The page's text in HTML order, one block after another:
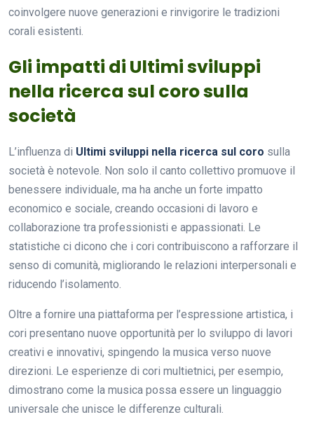
coinvolgere nuove generazioni e rinvigorire le tradizioni
corali esistenti.
Gli impatti di Ultimi sviluppi
nella ricerca sul coro sulla
società
L’influenza di Ultimi sviluppi nella ricerca sul coro sulla
società è notevole. Non solo il canto collettivo promuove il
benessere individuale, ma ha anche un forte impatto
economico e sociale, creando occasioni di lavoro e
collaborazione tra professionisti e appassionati. Le
statistiche ci dicono che i cori contribuiscono a rafforzare il
senso di comunità, migliorando le relazioni interpersonali e
riducendo l’isolamento.
Oltre a fornire una piattaforma per l’espressione artistica, i
cori presentano nuove opportunità per lo sviluppo di lavori
creativi e innovativi, spingendo la musica verso nuove
direzioni. Le esperienze di cori multietnici, per esempio,
dimostrano come la musica possa essere un linguaggio
universale che unisce le differenze culturali.